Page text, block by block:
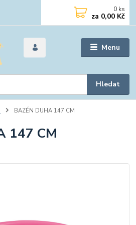
Menu
Hledat
0 ks
za 0,00 Kč
BAZÉN DUHA 147 CM
147 CM